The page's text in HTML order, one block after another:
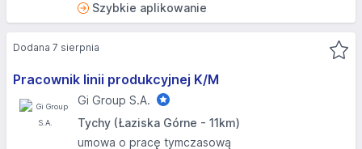
Szybkie aplikowanie
Pracownik linii produkcyjnej K/M
Gi Group S.A.
Tychy (Łaziska Górne - 11km)
umowa o pracę tymczasową
Dodana 7 sierpnia